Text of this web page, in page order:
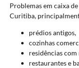
Problemas em caixa
Curitiba,
prédios antigos,
cozinhas
residências
restaurantes e